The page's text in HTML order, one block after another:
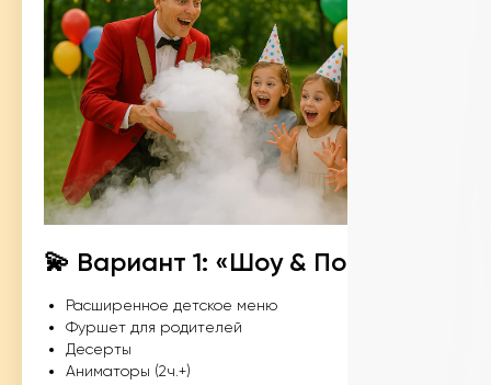
💫 Вариант 1: «Шоу & Подарки»
Расширенное детское меню
Фуршет для родителей
Десерты
Аниматоры (2ч.+)